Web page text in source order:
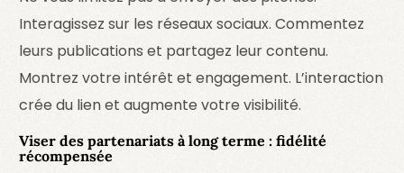
Interagissez sur les réseaux sociaux. Commentez
leurs publications et partagez leur contenu.
Montrez votre intérêt et engagement. L’interaction
crée du lien et augmente votre visibilité.
Viser des partenariats à long terme : fidélité
récompensée